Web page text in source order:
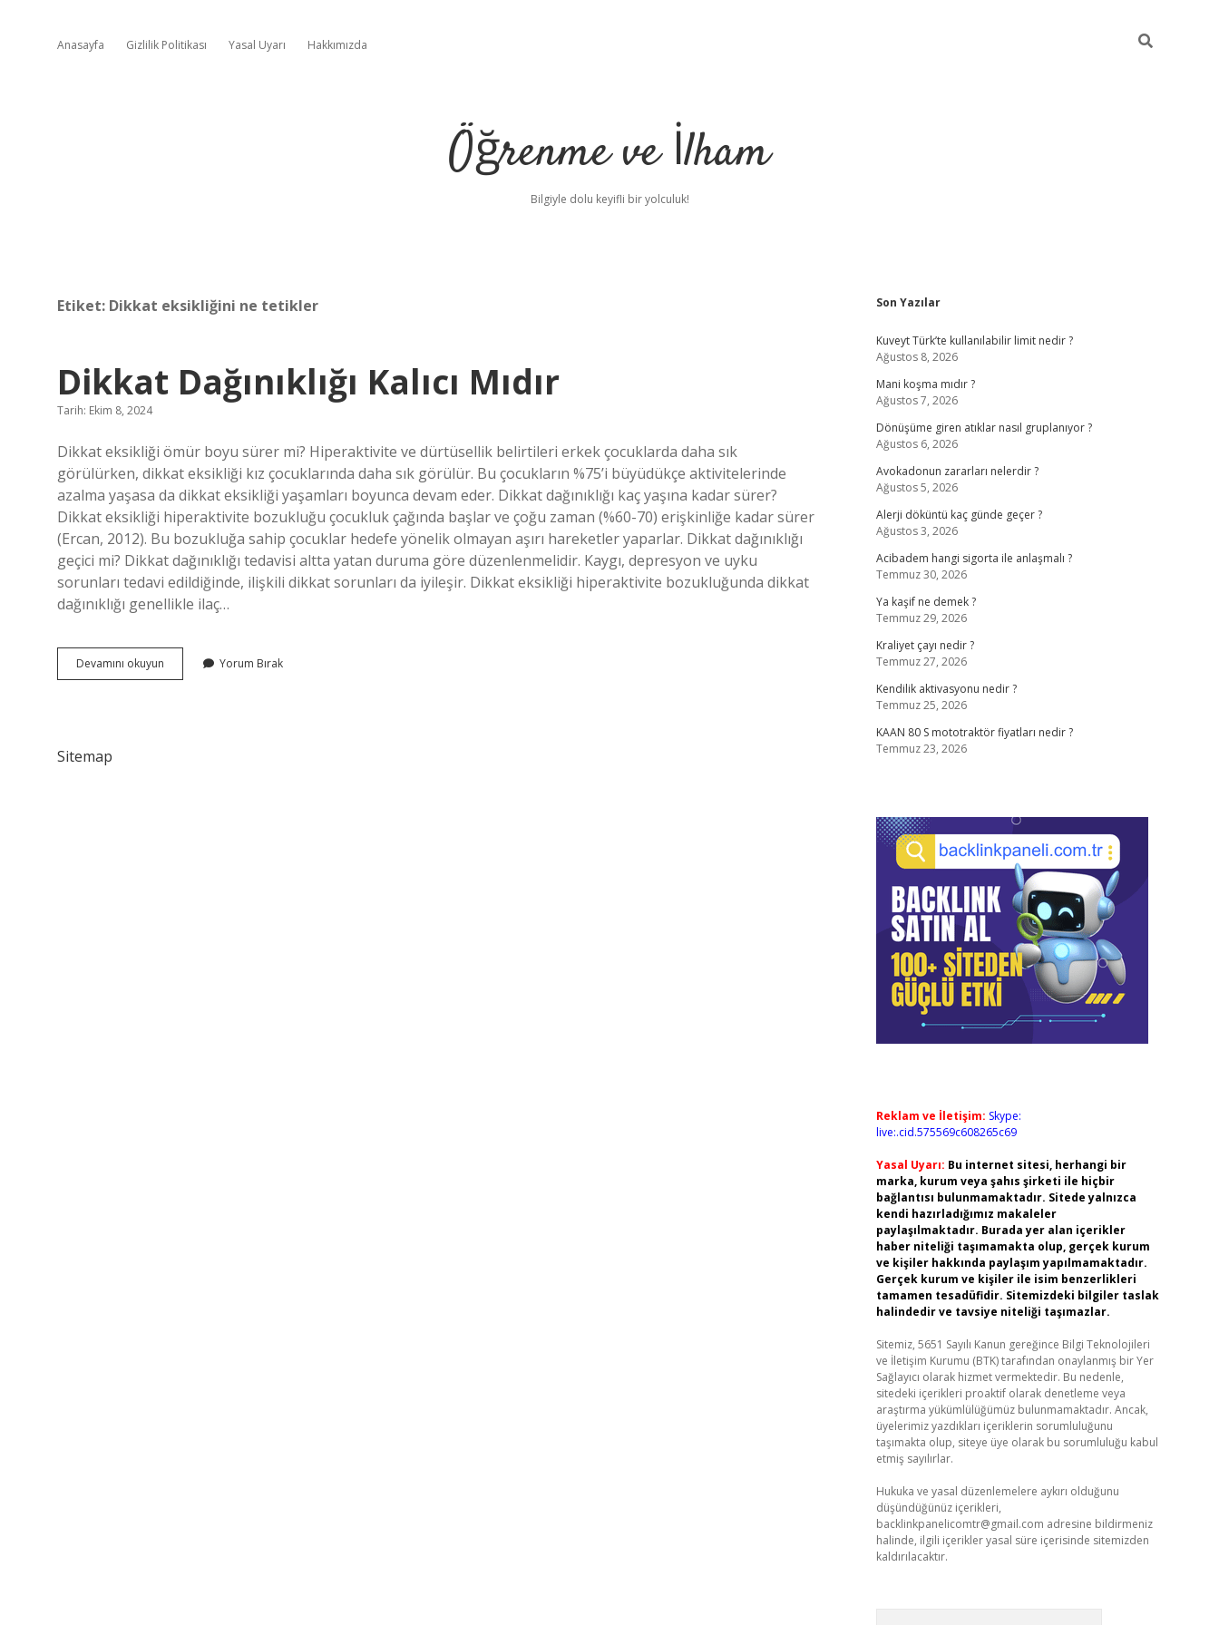
Anasayfa Gizlilik Politikası Yasal Uyarı Hakkımızda
Öğrenme ve İlham
Bilgiyle dolu keyifli bir yolculuk!
Etiket: Dikkat eksikliğini ne tetikler
Dikkat Dağınıklığı Kalıcı Mıdır
Tarih: Ekim 8, 2024
Dikkat eksikliği ömür boyu sürer mi? Hiperaktivite ve dürtüsellik belirtileri erkek çocuklarda daha sık
görülürken, dikkat eksikliği kız çocuklarında daha sık görülür. Bu çocukların %75’i büyüdükçe aktivitelerinde
azalma yaşasa da dikkat eksikliği yaşamları boyunca devam eder. Dikkat dağınıklığı kaç yaşına kadar sürer?
Dikkat eksikliği hiperaktivite bozukluğu çocukluk çağında başlar ve çoğu zaman (%60-70) erişkinliğe kadar sürer
(Ercan, 2012). Bu bozukluğa sahip çocuklar hedefe yönelik olmayan aşırı hareketler yaparlar. Dikkat dağınıklığı
geçici mi? Dikkat dağınıklığı tedavisi altta yatan duruma göre düzenlenmelidir. Kaygı, depresyon ve uyku
sorunları tedavi edildiğinde, ilişkili dikkat sorunları da iyileşir. Dikkat eksikliği hiperaktivite bozukluğunda dikkat
dağınıklığı genellikle ilaç…
Devamını okuyun
Dağınıklığı
Yorum Bırak
Sitemap
Sidebar
Son Yazılar
Kuveyt Türk’te kullanılabilir limit nedir ?
Ağustos 8, 2026
Mani koşma mıdır ?
Ağustos 7, 2026
Dönüşüme giren atıklar nasıl gruplanıyor ?
Ağustos 6, 2026
Avokadonun zararları nelerdir ?
Ağustos 5, 2026
Alerji döküntü kaç günde geçer ?
Ağustos 3, 2026
Acibadem hangi sigorta ile anlaşmalı ?
Temmuz 30, 2026
Ya kaşif ne demek ?
Temmuz 29, 2026
Kraliyet çayı nedir ?
Temmuz 27, 2026
Kendilik aktivasyonu nedir ?
Temmuz 25, 2026
KAAN 80 S mototraktör fiyatları nedir ?
Temmuz 23, 2026
Reklam ve İletişim: Skype:
live:.cid.575569c608265c69
Yasal Uyarı: Bu internet sitesi, herhangi bir
marka, kurum veya şahıs şirketi ile hiçbir
bağlantısı bulunmamaktadır. Sitede yalnızca
kendi hazırladığımız makaleler
paylaşılmaktadır. Burada yer alan içerikler
haber niteliği taşımamakta olup, gerçek kurum
ve kişiler hakkında paylaşım yapılmamaktadır.
Gerçek kurum ve kişiler ile isim benzerlikleri
tamamen tesadüfidir. Sitemizdeki bilgiler taslak
halindedir ve tavsiye niteliği taşımazlar.
Sitemiz, 5651 Sayılı Kanun gereğince Bilgi Teknolojileri
ve İletişim Kurumu (BTK) tarafından onaylanmış bir Yer
Sağlayıcı olarak hizmet vermektedir. Bu nedenle,
sitedeki içerikleri proaktif olarak denetleme veya
araştırma yükümlülüğümüz bulunmamaktadır. Ancak,
üyelerimiz yazdıkları içeriklerin sorumluluğunu
taşımakta olup, siteye üye olarak bu sorumluluğu kabul
etmiş sayılırlar.
Hukuka ve yasal düzenlemelere aykırı olduğunu
düşündüğünüz içerikleri,
backlinkpanelicomtr@gmail.com adresine bildirmeniz
halinde, ilgili içerikler yasal süre içerisinde sitemizden
kaldırılacaktır.